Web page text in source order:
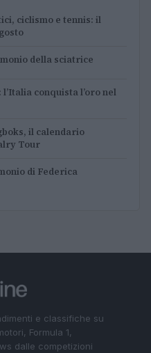
ciclismo e tennis: il
della sciatrice
conquista l’oro nel
il calendario
Tour
di Federica
e classifiche su
Formula 1,
dalle competizioni